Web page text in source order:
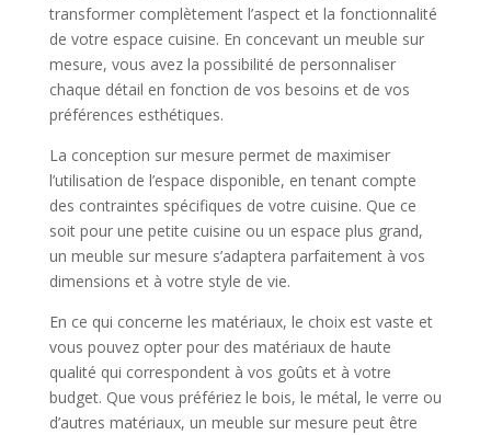
transformer complètement l’aspect et la fonctionnalité
de votre espace cuisine. En concevant un meuble sur
mesure, vous avez la possibilité de personnaliser
chaque détail en fonction de vos besoins et de vos
préférences esthétiques.
La conception sur mesure permet de maximiser
l’utilisation de l’espace disponible, en tenant compte
des contraintes spécifiques de votre cuisine. Que ce
soit pour une petite cuisine ou un espace plus grand,
un meuble sur mesure s’adaptera parfaitement à vos
dimensions et à votre style de vie.
En ce qui concerne les matériaux, le choix est vaste et
vous pouvez opter pour des matériaux de haute
qualité qui correspondent à vos goûts et à votre
budget. Que vous préfériez le bois, le métal, le verre ou
d’autres matériaux, un meuble sur mesure peut être